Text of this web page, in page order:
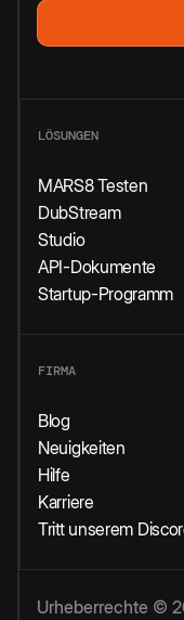
LÖSUNGEN
MARS8 Testen
DubStream
Studio
API-Dokumente
Startup-Programm
FIRMA
Blog
Neuigkeiten
Hilfe
Karriere
Tritt unserem
Urheberrechte ©